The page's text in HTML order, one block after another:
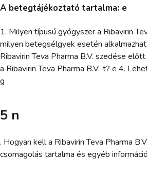
A betegtájékoztató tartalma: e
1. Milyen típusú gyógyszer a Ribavirin
milyen betegsélgyek esetén
Ribavirin Teva Pharma B.V. szedése
a Ribavirin Teva Pharma B.V.-t? e 4.
g
5 n
. Hogyan kell a Ribavirin Teva Pharma
csomagolás tartalma és egyéb